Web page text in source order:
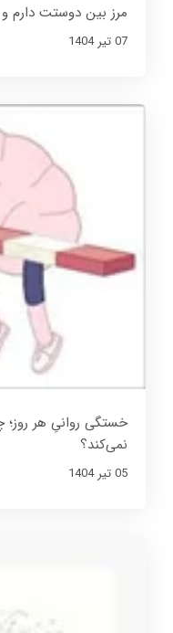
مرز بین دوستت دارم
07 تير 1404
خستگی روانیِ هر
نمی‌کند؟
05 تير 1404